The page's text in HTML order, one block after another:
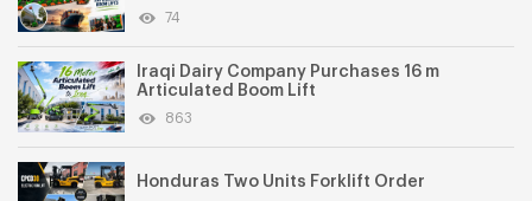
74
Iraqi Dairy Company Purchases 16 m
Articulated Boom Lift
863
Honduras Two Units Forklift Order